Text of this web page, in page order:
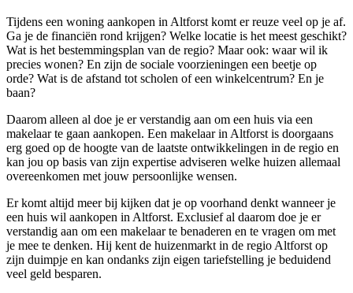
Tijdens een woning aankopen in Altforst komt er reuze veel op je af.
Ga je de financiën rond krijgen? Welke locatie is het meest geschikt?
Wat is het bestemmingsplan van de regio? Maar ook: waar wil ik
precies wonen? En zijn de sociale voorzieningen een beetje op
orde? Wat is de afstand tot scholen of een winkelcentrum? En je
baan?
Daarom alleen al doe je er verstandig aan om een huis via een
makelaar te gaan aankopen. Een makelaar in Altforst is doorgaans
erg goed op de hoogte van de laatste ontwikkelingen in de regio en
kan jou op basis van zijn expertise adviseren welke huizen allemaal
overeenkomen met jouw persoonlijke wensen.
Er komt altijd meer bij kijken dat je op voorhand denkt wanneer je
een huis wil aankopen in Altforst. Exclusief al daarom doe je er
verstandig aan om een makelaar te benaderen en te vragen om met
je mee te denken. Hij kent de huizenmarkt in de regio Altforst op
zijn duimpje en kan ondanks zijn eigen tariefstelling je beduidend
veel geld besparen.